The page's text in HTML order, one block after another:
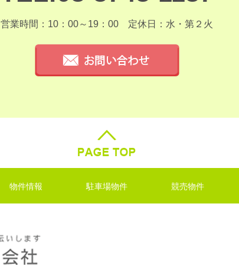
営業時間：10：00～19：00 定休日：水・第２火
物件情報 駐車場物件 競売物件